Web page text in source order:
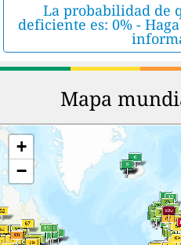
La probabilidad de
deficiente es: 0% -
Mapa
+
−